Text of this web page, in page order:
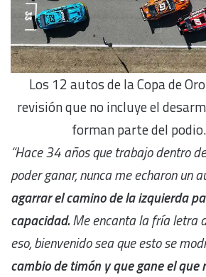
Los 12 autos de la Copa de
revisión que no incluye el
forman parte del podio.
“Hace 34 años que trabajo dentro
poder ganar, nunca me echaron un
agarrar el camino de la izquierda
capacidad.Me encanta la fría letra
eso, bienvenido sea que esto se
cambio de timón y que gane el que